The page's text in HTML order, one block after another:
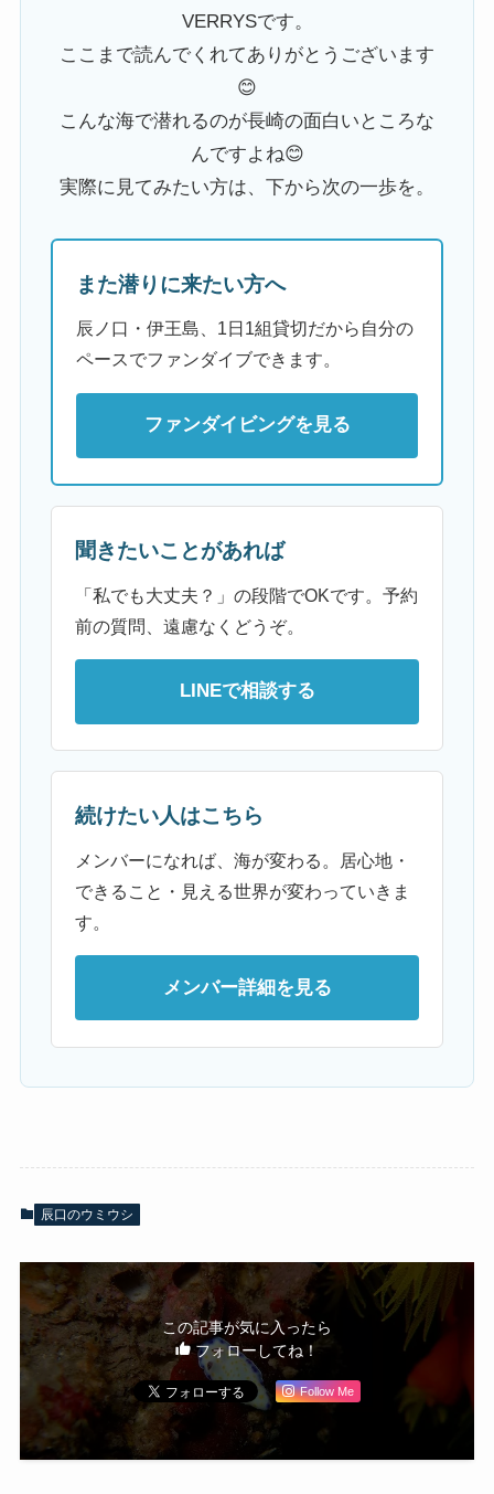
VERRYSです。
ここまで読んでくれてありがとうございます
😊
こんな海で潜れるのが長崎の面白いところな
んですよね😊
実際に見てみたい方は、下から次の一歩を。
また潜りに来たい方へ
辰ノ口・伊王島、1日1組貸切だから自分の
ペースでファンダイブできます。
ファンダイビングを見る
聞きたいことがあれば
「私でも大丈夫？」の段階でOKです。予約
前の質問、遠慮なくどうぞ。
LINEで相談する
続けたい人はこちら
メンバーになれば、海が変わる。居心地・
できること・見える世界が変わっていきま
す。
メンバー詳細を見る
辰口のウミウシ
この記事が気に入ったら
フォローしてね！
Follow Me